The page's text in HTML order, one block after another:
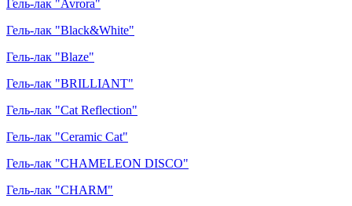
Гель-лак "Avrora"
Гель-лак "Black&White"
Гель-лак "Blaze"
Гель-лак "BRILLIANT"
Гель-лак "Cat Reflection"
Гель-лак "Ceramic Cat"
Гель-лак "CHAMELEON DISCO"
Гель-лак "CHARM"